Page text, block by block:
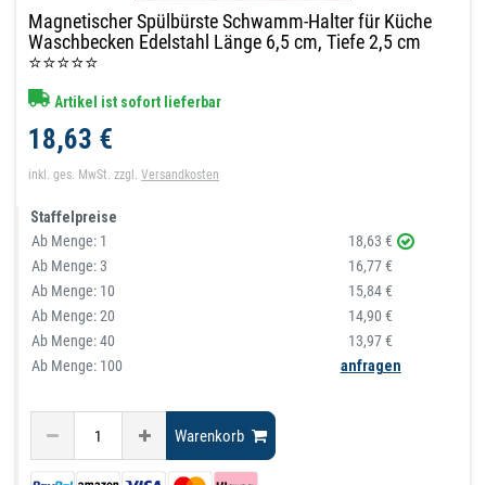
Magnetischer Spülbürste Schwamm-Halter für Küche
Waschbecken Edelstahl Länge 6,5 cm, Tiefe 2,5 cm
⭐⭐⭐⭐⭐
Artikel ist sofort lieferbar
18,63 €
inkl. ges. MwSt. zzgl.Versandkosten
Staffelpreise
Ab Menge: 1
18,63 €
Ab Menge:3
16,77 €
Ab Menge: 10
15,84 €
Ab Menge:20
14,90 €
Ab Menge:40
13,97 €
Ab Menge: 100
anfragen
Warenkorb